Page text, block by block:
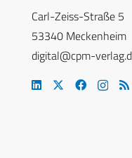
Carl-Zeiss-Straße 5
53340 Meckenheim
digital@cpm-